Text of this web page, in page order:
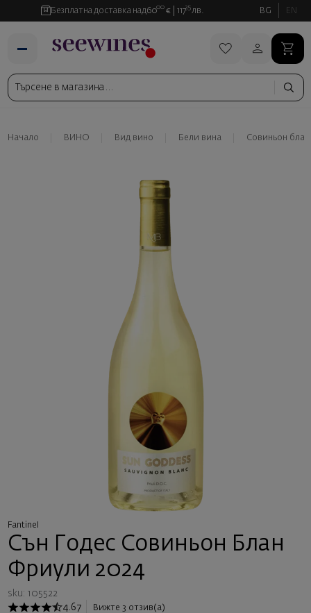
Безплатна доставка над6000 € 11735 лв. BG EN
Начало ВИНО Вид вино Бели вина Совиньон блан
Fantinel
Сън Годес Совиньон Блан
Фриули 2024
sku: 105522
4.67
Вижте 3 отзив(а)